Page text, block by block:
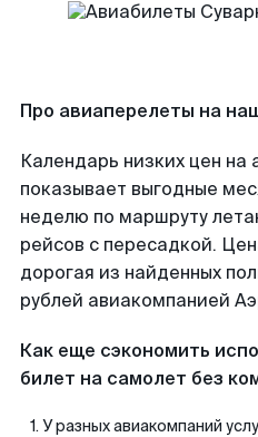
Про авиаперелеты на
Календарь низких цен на
показывает выгодные
неделю по маршруту
рейсов с пересадкой.
дорогая из найденных
рублей авиакомпанией
Как еще сэкономить
билет на самолет без
У разных авиакомпаний